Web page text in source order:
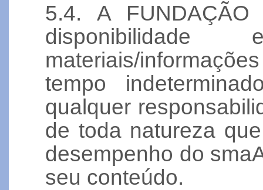
5.4. A
materiais/
tempo
qualquer
de toda natureza
desempenho do
seu conteúdo.